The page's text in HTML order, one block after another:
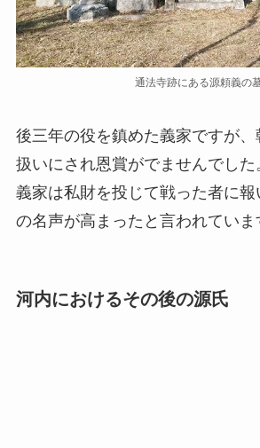
通法寺跡にある源頼義の
後三年の役を鎮めた義家ですが、
扱いにされ恩賞がでませんでした
義家は私財を投じて戦った者に
の名声が高まったと言われていま
河内におけるその後の源氏